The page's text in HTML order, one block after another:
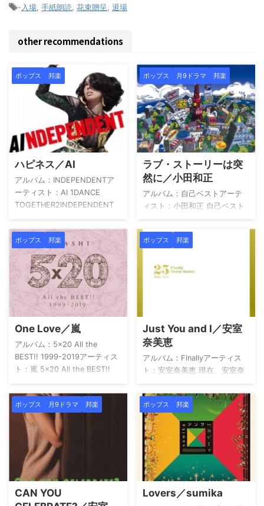
- 入場 手紙朗読 花束贈呈 退場
other recommendations
ポップス 邦楽
ハピネス／AI
アルバム：INDEPENDENTア
ーティスト：AI 1DANCE
TOGETHER2INDEPENDENT
WOMAN3ハピネス4アンバラ
ンス5FUTURISTIC
LOVER6w/u7ユメノムコウ
8One Love9ウツクシキモノ
10Letter In The Sky feat.The
Jacksons 通常盤・限定盤・初
回限定盤などによって収録
曲、曲順が異なる場合があり
ます。購入の際には収録曲の
確認をされてください。 この
アルバムから他のおすすめ曲
ポップス 月9ドラマ 邦楽
ラブ・ストーリーは突
然に／小田和正
アルバム：自己ベストアーテ
ィスト：小田和正 自己ベスト
小田和正 Amazon 楽天市場
Yahoo!ショッピング HMV
TOWER RECORDS Book Off
ISUM（一般社団法人音楽特定
利用促進機構）登録楽曲 で
ブ・ストーリーは突然に」は
1991年、フジテレビ系月9ドラ
マ『東京ラブストーリー』の
主題歌として社会現象的ヒッ
トを記録しました。オリコン1
ルスを達成し、小 ...
ポップス 邦楽
One Love／嵐
アルバム：5×20 All the
BEST!! 1999-2019アーティス
ト：嵐 5×20 All the BEST!!
1999-2019 嵐 Amazon 楽天市
場 Yahoo!ショッピング HMV
TOWER RECORDS Book Off
メルカリ この楽曲は
ISUM（一般社団法人音楽特定
利用促進機構）登録楽曲 で
す。 provided by Wedding
Sound アーティストについて
嵐（あらし）は、日本の男性
アイドルグループで、1999年
ポップス 邦楽
Just You and I／安室
奈美恵
アルバム：Finallyアーティス
ト：安室奈美恵 現在、安室奈
美恵の楽曲はSpotifyはじめサ
ブスクリクションでの配信が
停止されていて視聴すること
ができません。ご了承くださ
い。 Finally 安室奈美恵
Amazon 楽天市場 Yahoo!ショ
ッピング HMV TOWER
RECORDS Book Off メルカリ
アーティストについて 安室奈
美恵は1977年沖縄県生まれ。
ポップス 月9ドラマ 邦楽
CAN YOU
ポップス 邦楽
Lovers／sumika